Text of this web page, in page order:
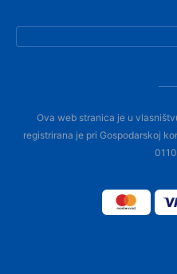
Ova web stranica je u
registrirana je pri Gospodarskoj